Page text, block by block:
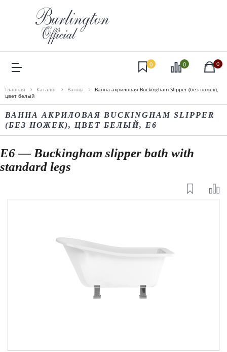
0 0 0
Главная Каталог Ванны
Ванна акриловая Buckingham Slipper (без ножек),
цвет белый
ВАННА АКРИЛОВАЯ BUCKINGHAM SLIPPER
(БЕЗ НОЖЕК), ЦВЕТ БЕЛЫЙ, E6
E6 — Buckingham slipper bath with
standard legs